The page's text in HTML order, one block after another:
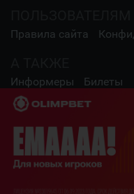
Правила сайта
Информеры Билеты
СОЦИАЛЬНЫЕ